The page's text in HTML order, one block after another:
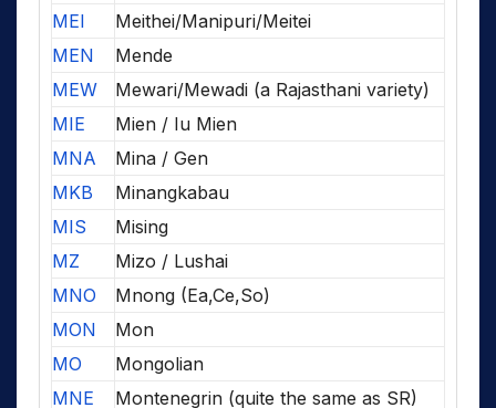
MEI
Meithei/Manipuri/Meitei
MEN
Mende
MEW
Mewari/Mewadi (a Rajasthani variety)
MIE
Mien / Iu Mien
MNA
Mina / Gen
MKB
Minangkabau
MIS
Mising
MZ
Mizo / Lushai
MNO
Mnong (Ea,Ce,So)
MON
Mon
MO
Mongolian
MNE
Montenegrin (quite the same as SR)